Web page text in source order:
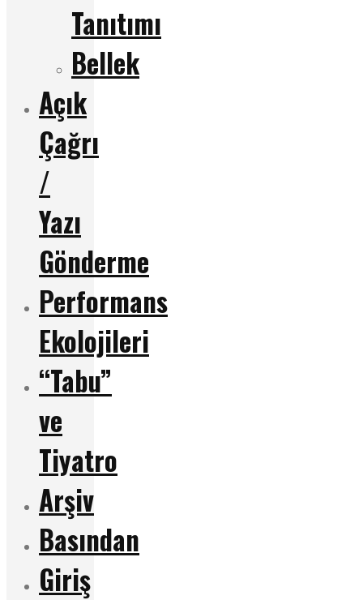
Tanıtımı
Bellek
Açık
Çağrı
/
Yazı
Gönderme
Performans
Ekolojileri
“Tabu”
ve
Tiyatro
Arşiv
Basından
Giriş